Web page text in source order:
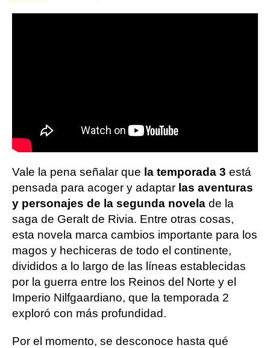
Vale la pena señalar que la temporada 3 está
pensada para acoger y adaptar las aventuras
y personajes de la segunda novela de la
saga de Geralt de Rivia. Entre otras cosas,
esta novela marca cambios importante para los
magos y hechiceras de todo el continente,
divididos a lo largo de las líneas establecidas
por la guerra entre los Reinos del Norte y el
Imperio Nilfgaardiano, que la temporada 2
exploró con más profundidad.
Por el momento, se desconoce hasta qué